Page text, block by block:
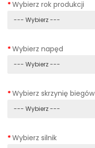
Wybierz rok produkcji
Wybierz napęd
Wybierz skrzynię biegów
Wybierz silnik